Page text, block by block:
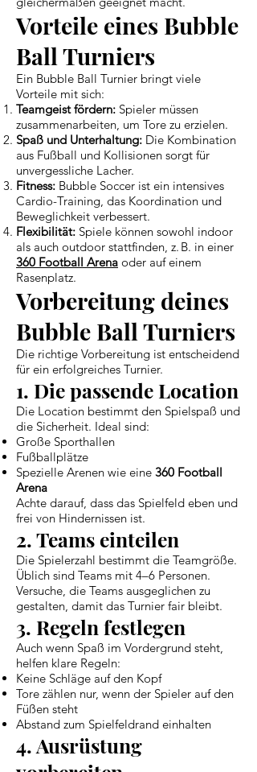
Vorteile eines Bubble
Ball Turniers
Ein Bubble Ball Turnier bringt viele
Vorteile mit sich:
Teamgeist fördern: Spieler müssen
zusammenarbeiten, um Tore zu erzielen.
Spaß und Unterhaltung: Die Kombination
aus Fußball und Kollisionen sorgt für
unvergessliche Lacher.
Fitness: Bubble Soccer ist ein intensives
Cardio-Training, das Koordination und
Beweglichkeit verbessert.
Flexibilität: Spiele können sowohl indoor
als auch outdoor stattfinden, z. B. in einer
360 Football Arena oder auf einem
Rasenplatz.
Vorbereitung deines
Bubble Ball Turniers
Die richtige Vorbereitung ist entscheidend
für ein erfolgreiches Turnier.
1. Die passende Location
Die Location bestimmt den Spielspaß und
die Sicherheit. Ideal sind:
Große Sporthallen
Fußballplätze
Spezielle Arenen wie eine 360 Football
Arena
Achte darauf, dass das Spielfeld eben und
frei von Hindernissen ist.
2. Teams einteilen
Die Spielerzahl bestimmt die Teamgröße.
Üblich sind Teams mit 4–6 Personen.
Versuche, die Teams ausgeglichen zu
gestalten, damit das Turnier fair bleibt.
3. Regeln festlegen
Auch wenn Spaß im Vordergrund steht,
helfen klare Regeln:
Keine Schläge auf den Kopf
Tore zählen nur, wenn der Spieler auf den
Füßen steht
Abstand zum Spielfeldrand einhalten
4. Ausrüstung